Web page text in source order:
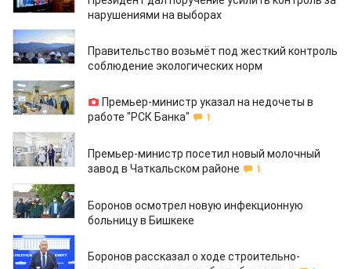
нарушениями на выборах
13.09.2020
Правительство возьмёт под жесткий контроль
соблюдение экологических норм
13.09.2020
Премьер-министр указал на недочеты в
работе "РСК Банка"
1
12.09.2020
Премьер-министр посетил новый молочный
завод в Чаткальском районе
1
10.09.2020
Боронов осмотрел новую инфекционную
больницу в Бишкеке
08.09.2020
Боронов рассказал о ходе строительно-